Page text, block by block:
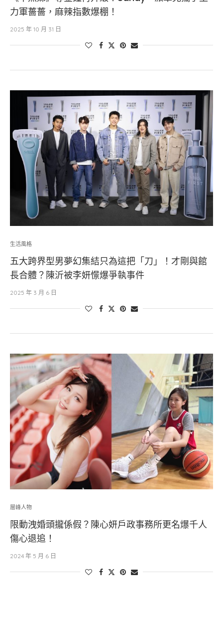
力軍薔薔，麻辣指數爆棚！
2025 年 10 月 31 日
生活風格
五大跨界型男夢幻集結只為這把「刀」！才剛與館
長合體？陳沂被李妍憬爆爭執事件
2025 年 3 月 6 日
層峰⼈物
限動洩婚頭攏係假？陳心妍戶政事務所更名爆千人
傷心退追！
2024 年 5 月 6 日